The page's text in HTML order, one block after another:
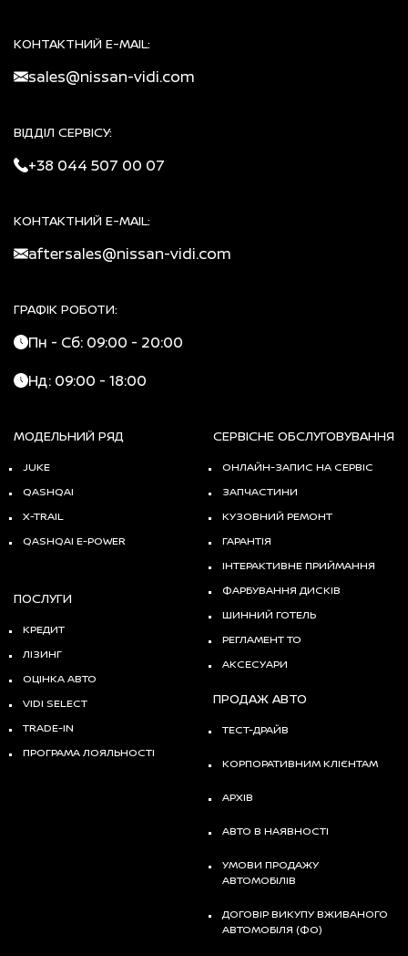
КОНТАКТНИЙ E-MAIL:
sales@nissan-vidi.com
ВІДДІЛ СЕРВІСУ:
+38 044 507 00 07
КОНТАКТНИЙ E-MAIL:
aftersales@nissan-vidi.com
ГРАФІК РОБОТИ:
Пн - Сб: 09:00 - 20:00
Нд: 09:00 - 18:00
МОДЕЛЬНИЙ РЯД
JUKE
QASHQAI
X-TRAIL
QASHQAI E-POWER
СЕРВІСНЕ ОБСЛУГОВУВАННЯ
ОНЛАЙН-ЗАПИС НА СЕРВІС
ЗАПЧАСТИНИ
КУЗОВНИЙ РЕМОНТ
ГАРАНТІЯ
ІНТЕРАКТИВНЕ ПРИЙМАННЯ
ФАРБУВАННЯ ДИСКІВ
ШИННИЙ ГОТЕЛЬ
РЕГЛАМЕНТ ТО
АКСЕСУАРИ
ПОСЛУГИ
КРЕДИТ
ЛІЗИНГ
ОЦІНКА АВТО
VIDI SELECT
TRADE-IN
ПРОГРАМА ЛОЯЛЬНОСТІ
ПРОДАЖ АВТО
ТЕСТ-ДРАЙВ
КОРПОРАТИВНИМ КЛІЄНТАМ
АРХІВ
АВТО В НАЯВНОСТІ
УМОВИ ПРОДАЖУ
АВТОМОБІЛІВ
ДОГОВІР ВИКУПУ ВЖИВАНОГО
АВТОМОБІЛЯ (ФО)